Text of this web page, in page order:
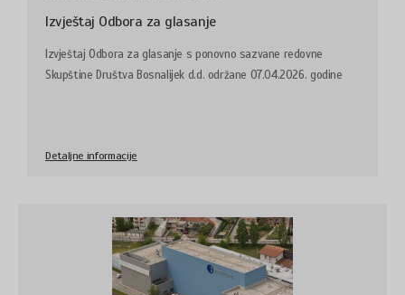
Izvještaj Odbora za glasanje
Izvještaj Odbora za glasanje s ponovno sazvane redovne
Skupštine Društva Bosnalijek d.d. održane 07.04.2026. godine
Detaljne informacije